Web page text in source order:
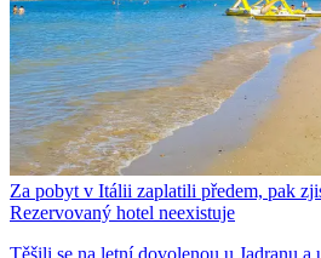
Za pobyt v Itálii zaplatili předem, pak
Rezervovaný hotel neexistuje